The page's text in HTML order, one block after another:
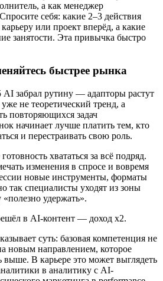
а как менеджер
себя: какие 2–3 действия
или проект вперёд, а какие
занятости. Эта привычка быстро
быстрее рынка
AI забрал рутину — адапторы растут
не теоретический тренд, а
повторяющихся задач
начинает лучше платить тем, кто
и перестраивать свою роль.
хвататься за всё подряд.
изменения в спросе и вовремя
новые инструменты, форматы
так специалисты уходят из зоны
«полезно удержать».
в AI-контент — доход x2.
суть: базовая компетенция не
новым направлением, которое
выше. В карьере это может выглядеть
в аналитику с AI-